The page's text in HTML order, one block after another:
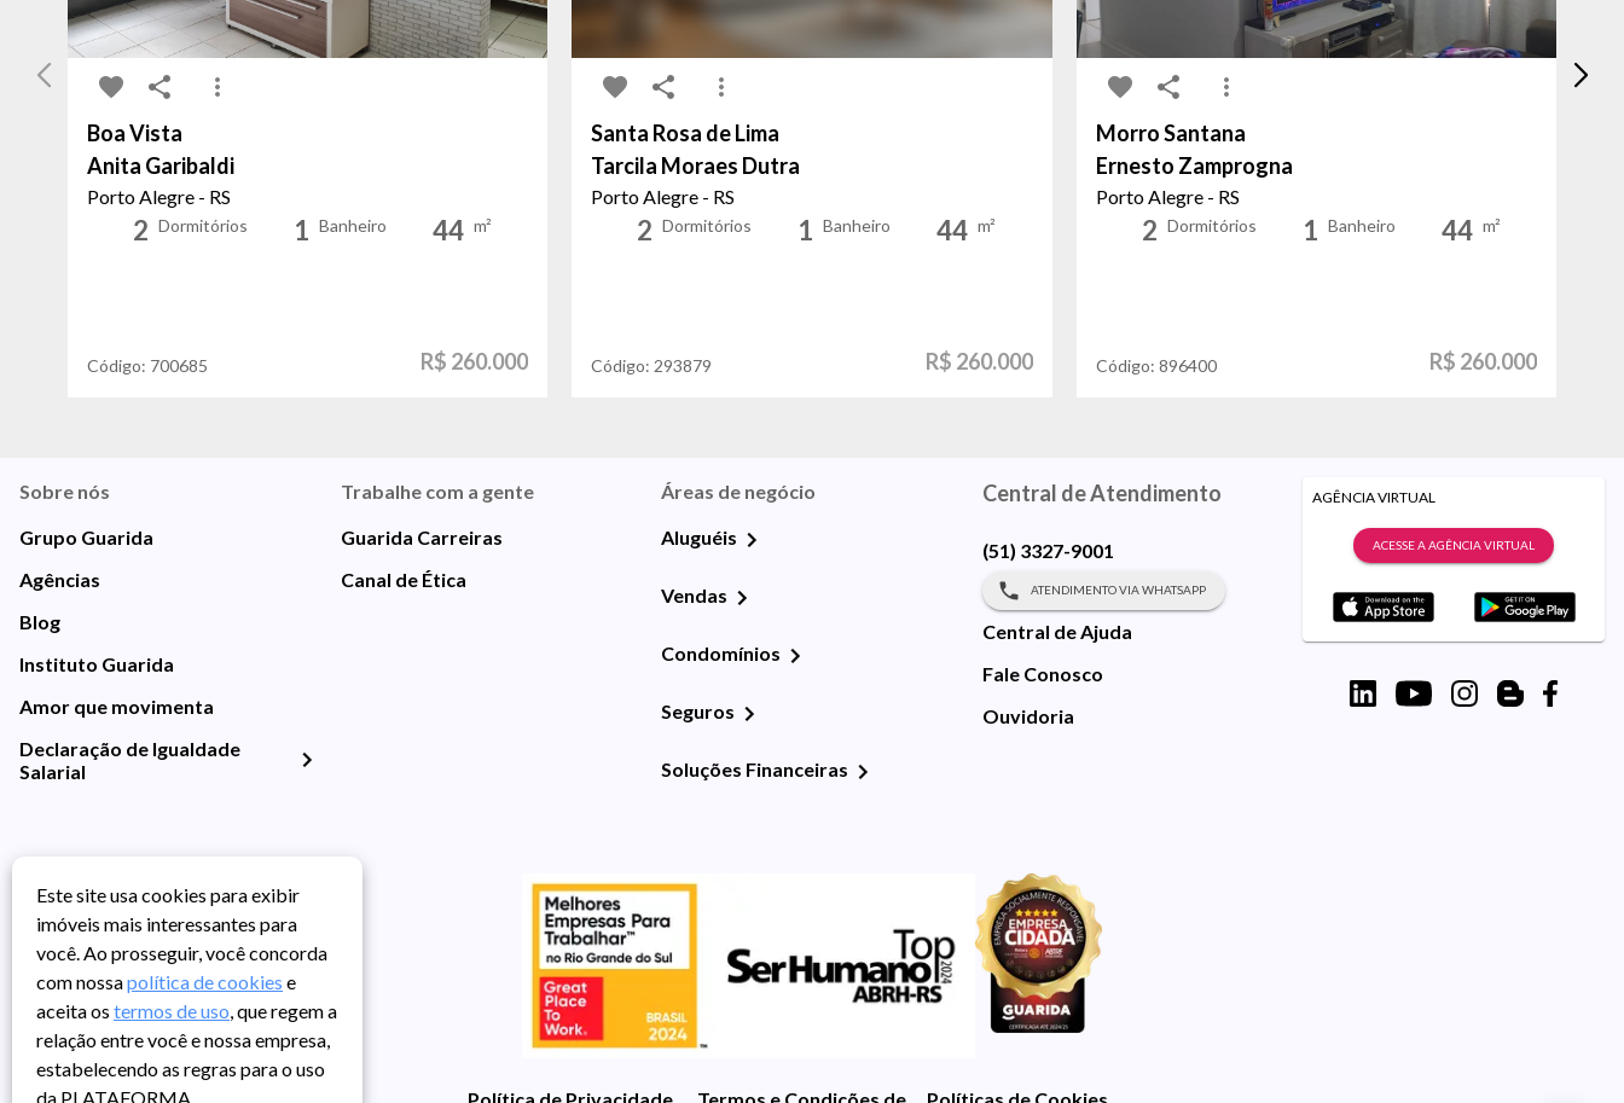
Boa Vista
Anita Garibaldi
Porto Alegre - RS
2 Dormitórios 1 Banheiro 44 m²
Código: 700685 R$ 260.000
Santa Rosa de Lima
Tarcila Moraes Dutra
Porto Alegre - RS
2 Dormitórios 1 Banheiro 44 m²
Código: 293879 R$ 260.000
Morro Santana
Ernesto Zamprogna
Porto Alegre - RS
2 Dormitórios 1 Banheiro 44 m²
Código: 896400 R$ 260.000
Sobre nós
Grupo Guarida
Agências
Blog
Instituto Guarida
Amor que movimenta
Declaração de Igualdade
Salarial
Trabalhe com a gente
Guarida Carreiras
Canal de Ética
Áreas de negócio
Aluguéis
Vendas
Condomínios
Seguros
Soluções Financeiras
Central de Atendimento
(51) 3327-9001
ATENDIMENTO VIA WHATSAPP
Central de Ajuda
Fale Conosco
Ouvidoria
AGÊNCIA VIRTUAL
ACESSE A AGÊNCIA VIRTUAL
Política de Privacidade Termos e Condições de UsoPolíticas de Cookies
Este site usa cookies para exibir
imóveis mais interessantes para
você. Ao prosseguir, você concorda
com nossapolítica de cookies e
aceita os termos de uso, que regem a
relação entre você e nossa empresa,
estabelecendo as regras para o uso
da PLATAFORMA.